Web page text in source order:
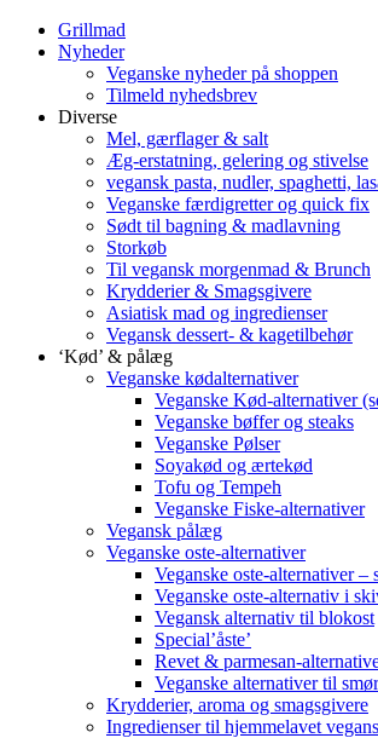
Grillmad
Nyheder
Veganske nyheder på shoppen
Tilmeld nyhedsbrev
Diverse
Mel, gærflager & salt
Æg-erstatning, gelering og stivelse
vegansk pasta, nudler, spaghetti,
Veganske færdigretter og quick fix
Sødt til bagning & madlavning
Storkøb
Til vegansk morgenmad & Brunch
Krydderier & Smagsgivere
Asiatisk mad og ingredienser
Vegansk dessert- & kagetilbehør
‘Kød’ & pålæg
Veganske kødalternativer
Veganske Kød-alternativer
Veganske bøffer og steaks
Veganske Pølser
Soyakød og ærtekød
Tofu og Tempeh
Veganske Fiske-alternativer
Vegansk pålæg
Veganske oste-alternativer
Veganske oste-alternativer –
Veganske oste-alternativ i
Vegansk alternativ til blokost
Special’åste’
Revet & parmesan-
Veganske alternativer til
Krydderier, aroma og smagsgivere
Ingredienser til hjemmelavet